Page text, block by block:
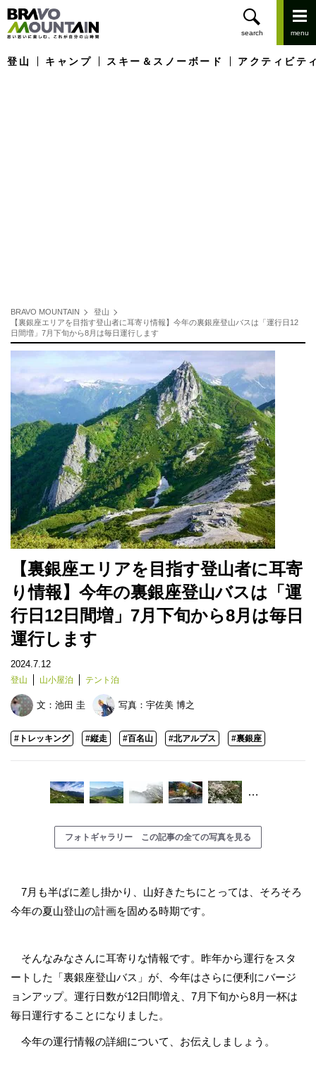
登山 キャンプ スキー＆スノーボード アクティビテ
BRAVO MOUNTAIN
登山
【裏銀座エリアを目指す登山者に耳寄り情報】今年の裏銀座登山バスは「運行日12
日間増」7月下旬から8月は毎日運行します
【裏銀座エリアを目指す登山者に耳寄
り情報】今年の裏銀座登山バスは「運
行日12日間増」7月下旬から8月は毎日
運行します
2024.7.12
登山 山小屋泊 テント泊
文： 池田 圭 写真： 宇佐美 博之
#トレッキング #縦走 #百名山 #北アルプス #裏銀座
…
フォトギャラリー この記事の全ての写真を見る
7月も半ばに差し掛かり、山好きたちにとっては、そろそろ
今年の夏山登山の計画を固める時期です。
そんなみなさんに耳寄りな情報です。昨年から運行をスタ
ートした「裏銀座登山バス」が、今年はさらに便利にバージ
ョンアップ。運行日数が12日間増え、7月下旬から8月一杯は
毎日運行することになりました。
今年の運行情報の詳細について、お伝えしましょう。